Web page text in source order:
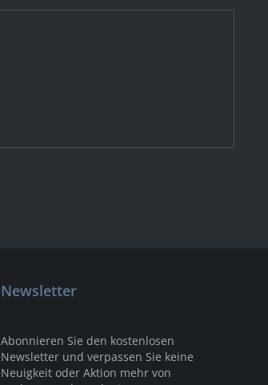
Newsletter
Abonnieren Sie den kostenlosen
Newsletter und verpassen Sie keine
Neuigkeit oder Aktion mehr von